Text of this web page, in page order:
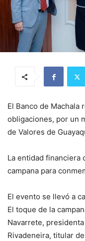
El Banco de Machala
obligaciones, por un
de Valores de
La entidad financiera
campana para
El evento se llevó a
El toque de la
Navarrete,
Rivadeneira, titular de